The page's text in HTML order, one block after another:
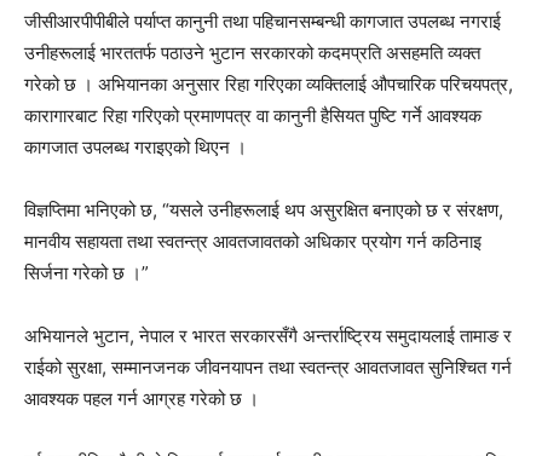
जीसीआरपीपीबीले पर्याप्त कानुनी तथा पहिचानसम्बन्धी कागजात उपलब्ध नगराई
उनीहरूलाई भारततर्फ पठाउने भुटान सरकारको कदमप्रति असहमति व्यक्त
गरेको छ । अभियानका अनुसार रिहा गरिएका व्यक्तिलाई औपचारिक परिचयपत्र,
कारागारबाट रिहा गरिएको प्रमाणपत्र वा कानुनी हैसियत पुष्टि गर्ने आवश्यक
कागजात उपलब्ध गराइएको थिएन ।
विज्ञप्तिमा भनिएको छ, “यसले उनीहरूलाई थप असुरक्षित बनाएको छ र संरक्षण,
मानवीय सहायता तथा स्वतन्त्र आवतजावतको अधिकार प्रयोग गर्न कठिनाइ
सिर्जना गरेको छ ।”
अभियानले भुटान, नेपाल र भारत सरकारसँगै अन्तर्राष्ट्रिय समुदायलाई तामाङ र
राईको सुरक्षा, सम्मानजनक जीवनयापन तथा स्वतन्त्र आवतजावत सुनिश्चित गर्न
आवश्यक पहल गर्न आग्रह गरेको छ ।